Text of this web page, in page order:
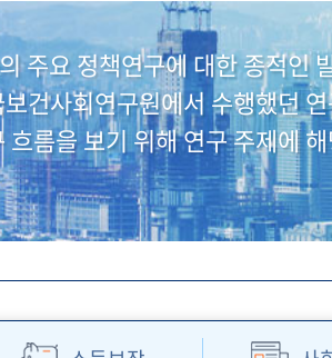
주요 정책연구에 대한 종적인
건사회연구원에서 수행했던
름을 보기 위해 연구 주제에